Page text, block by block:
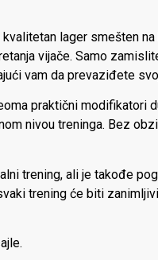
lager smešten
vijače. Samo
vam da prevaziđete
praktični modifikatori
nivou treninga. Bez
trening, ali je takođe
trening će biti